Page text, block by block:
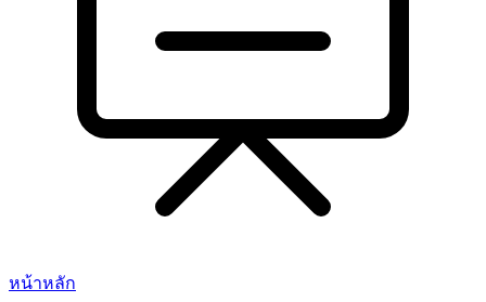
หน้าหลัก